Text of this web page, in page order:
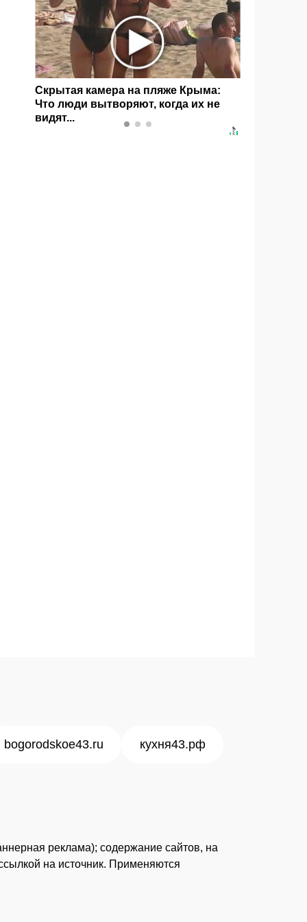
Скрытая камера на пляже Крыма:
Что люди вытворяют, когда их не
видят...
bogorodskoe43.ru кухня43.рф
реклама); содержание сайтов, на
на источник. Применяются